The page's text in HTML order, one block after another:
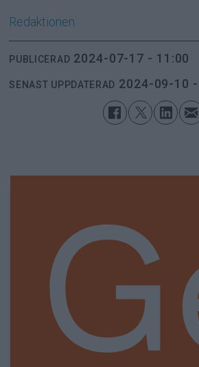
Redaktionen
PUBLICERAD 2024-07-17 - 11:00
SENAST UPPDATERAD 2024-09-10